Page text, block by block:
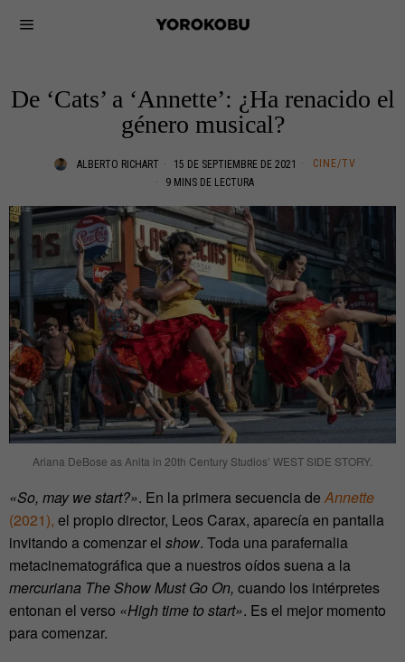
De ‘Cats’ a ‘Annette’: ¿Ha renacido el
género musical?
ALBERTO RICHART 15 DE SEPTIEMBRE DE 2021
CINE/TV
9 MINS DE LECTURA
Ariana DeBose as Anita in 20th Century Studios’ WEST SIDE STORY.
«So, may we start?». En la primera secuencia deAnnette
(2021), el propio director, Leos Carax, aparecía en pantalla
invitando a comenzar el show. Toda una parafernalia
metacinematográfica que a nuestros oídos suena a la
mercuriana TheShow Must Go On, cuando los intérpretes
entonan el verso «High time to start». Es el mejor momento
para comenzar.